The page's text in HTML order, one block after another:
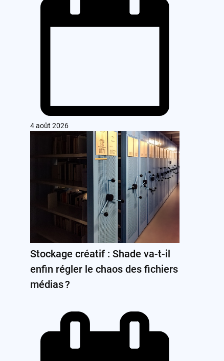
4 août 2026
Stockage créatif : Shade va-t-il
enfin régler le chaos des fichiers
médias ?